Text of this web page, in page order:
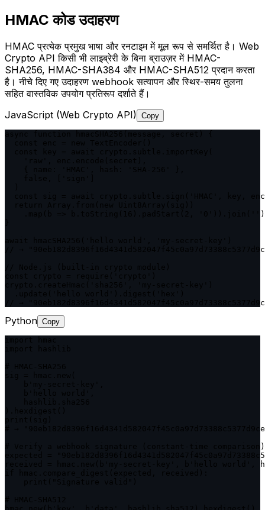
HMAC कोड उदाहरण
HMAC प्रत्येक प्रमुख भाषा और रनटाइम में मूल रूप से समर्थित है। Web
Crypto API किसी भी लाइब्रेरी के बिना ब्राउज़र में HMAC-
SHA256, HMAC-SHA384 और HMAC-SHA512 प्रदान करता
है। नीचे दिए गए उदाहरण webhook सत्यापन और स्थिर-समय तुलना
सहित वास्तविक उपयोग प्रतिरूप दर्शाते हैं।
JavaScript (Web Crypto API) Copy
const sig = await crypto.subtle.sign('HMAC', key,
    .map(b => b.toString(16).padStart(2, '0')).join('')
// →
// →
Python Copy
# →
# Verify a webhook signature (constant-time comparison)
expected =
received = hmac.new(b'my-secret-key', b'hello world',